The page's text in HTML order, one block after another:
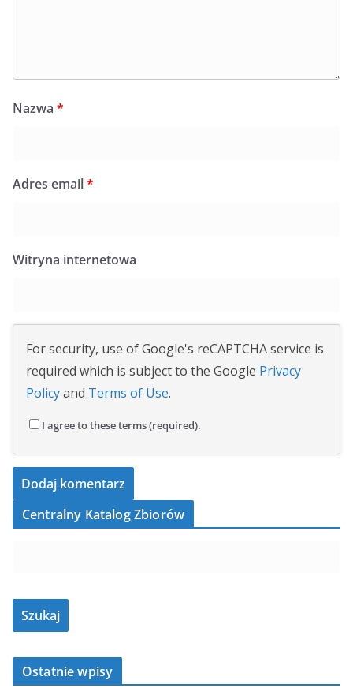
Nazwa *
Adres email*
Witryna internetowa
For security, use of Google's reCAPTCHA service is
required which is subject to the Google Privacy
Policyand Terms of Use.
I agree to these terms (required).
Centralny Katalog Zbiorów
Ostatnie wpisy